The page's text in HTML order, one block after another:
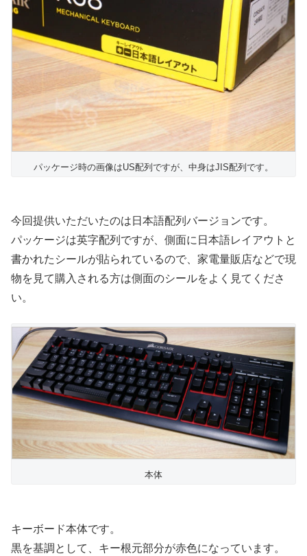
パッケージ時の画像はUS配列ですが、中身はJIS配列です。
今回提供いただいたのは日本語配列バージョンです。
パッケージは英字配列ですが、側面に日本語レイアウトと
書かれたシールが貼られているので、家電量販店などで現
物を見て購入される方は側面のシールをよく見てくださ
い。
本体
キーボード本体です。
黒を基調として、キー根元部分が赤色になっています。